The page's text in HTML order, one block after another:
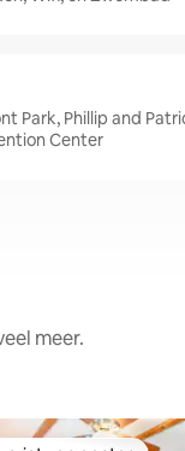
Park, Phillip and
Center
meer.